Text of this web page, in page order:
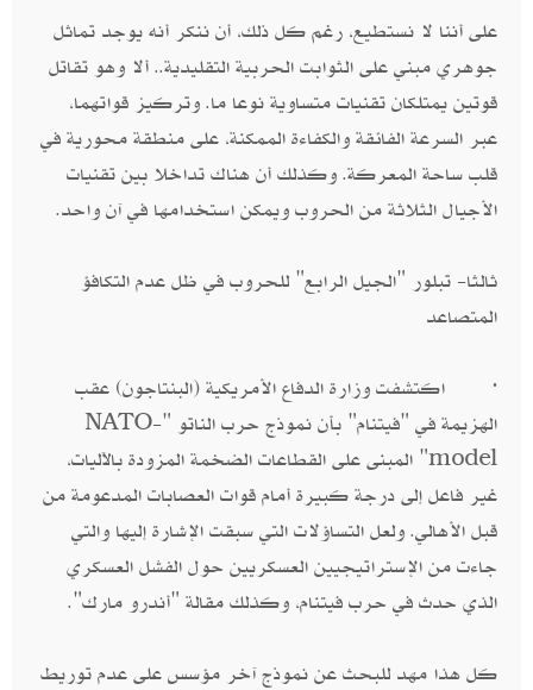
على أننا لا نستطيع، رغم كل ذلك، أن ننكر أنه يوجد تماثل
جوهري مبني على الثوابت الحربية التقليدية.. ألا وهو تقاتل
قوتين يمتلكان تقنيات متساوية نوعا ما. وتركيز قواتهما،
عبر السرعة الفائقة والكفاءة الممكنة، على منطقة محورية في
قلب ساحة المعركة. وكذلك أن هناك تداخلا بين تقنيات
الأجيال الثلاثة من الحروب ويمكن استخدامها في آن واحد.
ثالثا- تبلور "الجيل الرابع" للحروب في ظل عدم التكافؤ
المتصاعد
· اكتشفت وزارة الدفاع الأمريكية (البنتاجون) عقب
الهزيمة في "فيتنام" بأن نموذج حرب الناتو "NATO-
model" المبنى على القطاعات الضخمة المزودة بالآليات،
غير فاعل إلى درجة كبيرة أمام قوات العصابات المدعومة من
قبل الأهالي. ولعل التساؤلات التي سبقت الإشارة إليها والتي
جاءت من الإستراتيجيين العسكريين حول الفشل العسكري
الذي حدث في حرب فيتنام، وكذلك مقالة "أندرو مارك".
كل هذا مهد للبحث عن نموذج آخر مؤسس على عدم توريط